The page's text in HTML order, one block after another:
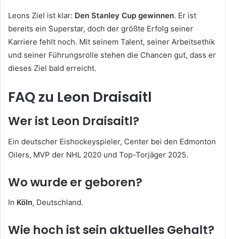
Leons Ziel ist klar: Den Stanley Cup gewinnen. Er ist
bereits ein Superstar, doch der größte Erfolg seiner
Karriere fehlt noch. Mit seinem Talent, seiner Arbeitsethik
und seiner Führungsrolle stehen die Chancen gut, dass er
dieses Ziel bald erreicht.
FAQ zu Leon Draisaitl
Wer ist Leon Draisaitl?
Ein deutscher Eishockeyspieler, Center bei den Edmonton
Oilers, MVP der NHL 2020 und Top-Torjäger 2025.
Wo wurde er geboren?
In Köln, Deutschland.
Wie hoch ist sein aktuelles Gehalt?